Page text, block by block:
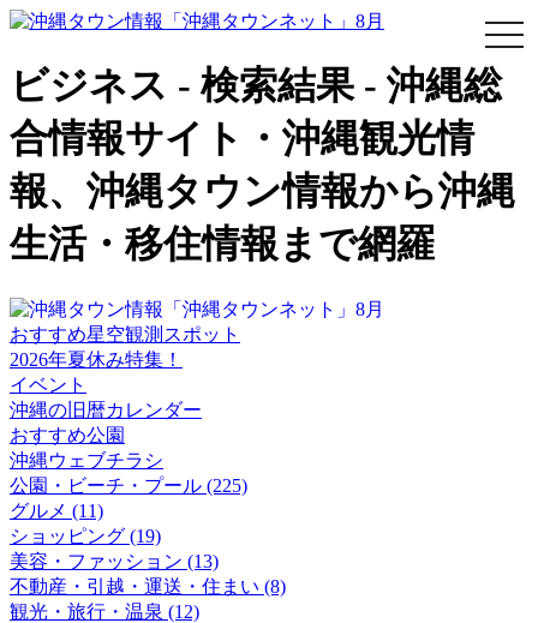
ビジネス - 検索結果 - 沖縄総
合情報サイト・沖縄観光情
報、沖縄タウン情報から沖縄
生活・移住情報まで網羅
おすすめ星空観測スポット
2026年夏休み特集！
イベント
沖縄の旧暦カレンダー
おすすめ公園
沖縄ウェブチラシ
公園・ビーチ・プール (225)
グルメ (11)
ショッピング (19)
美容・ファッション (13)
不動産・引越・運送・住まい (8)
観光・旅行・温泉 (12)